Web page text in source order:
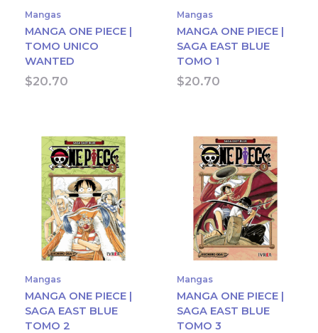
Mangas
MANGA ONE PIECE |
TOMO UNICO
WANTED
$20.70
Mangas
MANGA ONE PIECE |
SAGA EAST BLUE
TOMO 1
$20.70
Mangas
MANGA ONE PIECE |
SAGA EAST BLUE
TOMO 2
Mangas
MANGA ONE PIECE |
SAGA EAST BLUE
TOMO 3